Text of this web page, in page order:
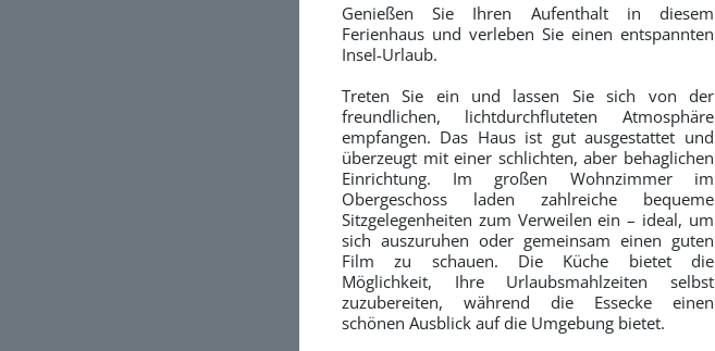
Genießen Sie Ihren Aufenthalt in diesem
Ferienhaus und verleben Sie einen entspannten
Insel-Urlaub.
Treten Sie ein und lassen Sie sich von der
freundlichen, lichtdurchfluteten Atmosphäre
empfangen. Das Haus ist gut ausgestattet und
überzeugt mit einer schlichten, aber behaglichen
Einrichtung. Im großen Wohnzimmer im
Obergeschoss laden zahlreiche bequeme
Sitzgelegenheiten zum Verweilen ein – ideal, um
sich auszuruhen oder gemeinsam einen guten
Film zu schauen. Die Küche bietet die
Möglichkeit, Ihre Urlaubsmahlzeiten selbst
zuzubereiten, während die Essecke einen
schönen Ausblick auf die Umgebung bietet.